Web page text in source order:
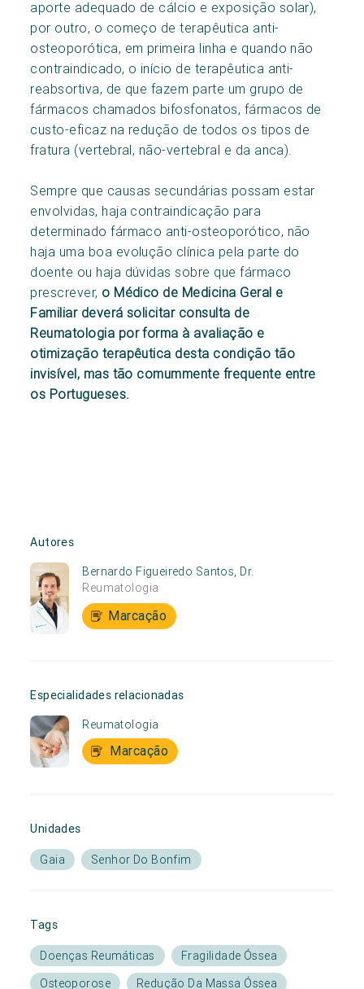
aporte adequado de cálcio e exposição solar),
por outro, o começo de terapêutica anti-
osteoporótica, em primeira linha e quando não
contraindicado, o início de terapêutica anti-
reabsortiva, de que fazem parte um grupo de
fármacos chamados bifosfonatos, fármacos de
custo-eficaz na redução de todos os tipos de
fratura (vertebral, não-vertebral e da anca).
Sempre que causas secundárias possam estar
envolvidas, haja contraindicação para
determinado fármaco anti-osteoporótico, não
haja uma boa evolução clínica pela parte do
doente ou haja dúvidas sobre que fármaco
prescrever, o Médico de Medicina Geral e
Familiar deverá solicitar consulta de
Reumatologia por forma à avaliação e
otimização terapêutica desta condição tão
invisível, mas tão comummente frequente entre
os Portugueses.
Autores
Bernardo Figueiredo Santos, Dr.
Reumatologia
Marcação
Especialidades relacionadas
Reumatologia
Marcação
Unidades
Gaia Senhor Do Bonfim
Tags
Doenças Reumáticas
Fragilidade Óssea
Osteoporose
Redução Da Massa Óssea